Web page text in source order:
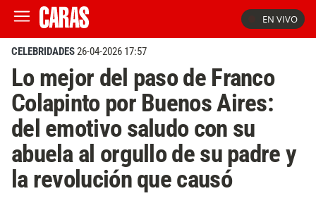
EN VIVO
CELEBRIDADES26-04-2026 17:57
Lo mejor del paso de Franco
Colapinto por Buenos Aires:
del emotivo saludo con su
abuela al orgullo de su padre y
la revolución que causó